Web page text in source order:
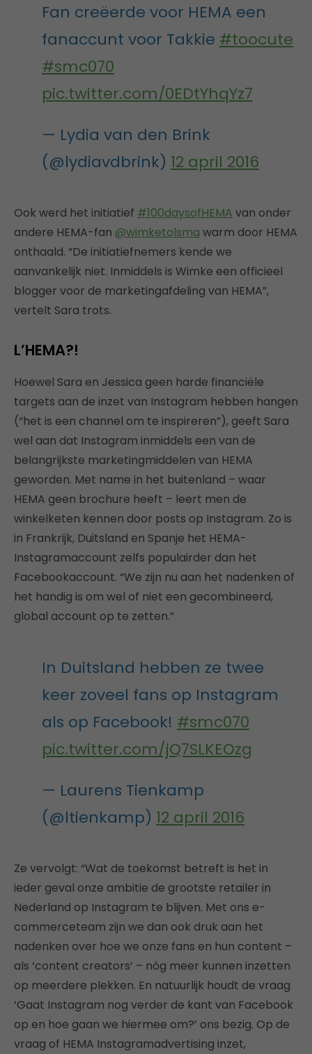
Fan creëerde voor HEMA een
fanaccunt voor Takkie #toocute
#smc070
pic.twitter.com/0EDtYhqYz7
— Lydia van den Brink
(@lydiavdbrink) 12 april 2016
Ook werd het initiatief #100daysofHEMA van onder
andere HEMA-fan @wimketolsma warm door HEMA
onthaald. “De initiatiefnemers kende we
aanvankelijk niet. Inmiddels is Wimke een officieel
blogger voor de marketingafdeling van HEMA”,
vertelt Sara trots.
L’HEMA?!
Hoewel Sara en Jessica geen harde financiële
targets aan de inzet van Instagram hebben hangen
(“het is een channel om te inspireren”), geeft Sara
wel aan dat Instagram inmiddels een van de
belangrijkste marketingmiddelen van HEMA
geworden. Met name in het buitenland – waar
HEMA geen brochure heeft – leert men de
winkelketen kennen door posts op Instagram. Zo is
in Frankrijk, Duitsland en Spanje het HEMA-
Instagramaccount zelfs populairder dan het
Facebookaccount. “We zijn nu aan het nadenken of
het handig is om wel of niet een gecombineerd,
global account op te zetten.”
In Duitsland hebben ze twee
keer zoveel fans op Instagram
als op Facebook! #smc070
pic.twitter.com/jQ7SLKEOzg
— Laurens Tienkamp
(@ltienkamp) 12 april 2016
Ze vervolgt: “Wat de toekomst betreft is het in
ieder geval onze ambitie de grootste retailer in
Nederland op Instagram te blijven. Met ons e-
commerceteam zijn we dan ook druk aan het
nadenken over hoe we onze fans en hun content –
als ‘content creators’ – nóg meer kunnen inzetten
op meerdere plekken. En natuurlijk houdt de vraag
‘Gaat Instagram nog verder de kant van Facebook
op en hoe gaan we hiermee om?’ ons bezig. Op de
vraag of HEMA Instagramadvertising inzet,